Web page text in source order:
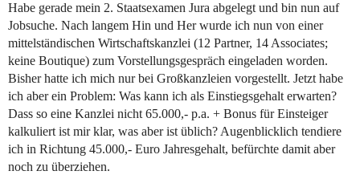
Habe gerade mein 2. Staatsexamen Jura abgelegt und bin nun auf
Jobsuche. Nach langem Hin und Her wurde ich nun von einer
mittelständischen Wirtschaftskanzlei (12 Partner, 14 Associates;
keine Boutique) zum Vorstellungsgespräch eingeladen worden.
Bisher hatte ich mich nur bei Großkanzleien vorgestellt. Jetzt habe
ich aber ein Problem: Was kann ich als Einstiegsgehalt erwarten?
Dass so eine Kanzlei nicht 65.000,- p.a. + Bonus für Einsteiger
kalkuliert ist mir klar, was aber ist üblich? Augenblicklich tendiere
ich in Richtung 45.000,- Euro Jahresgehalt, befürchte damit aber
noch zu überziehen.